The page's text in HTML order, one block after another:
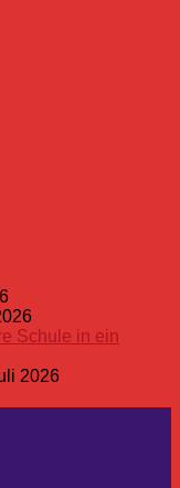
Schule in ein
2026